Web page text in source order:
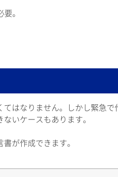
。
はなりません。しかし緊急
いケースもあります。
が作成できます。